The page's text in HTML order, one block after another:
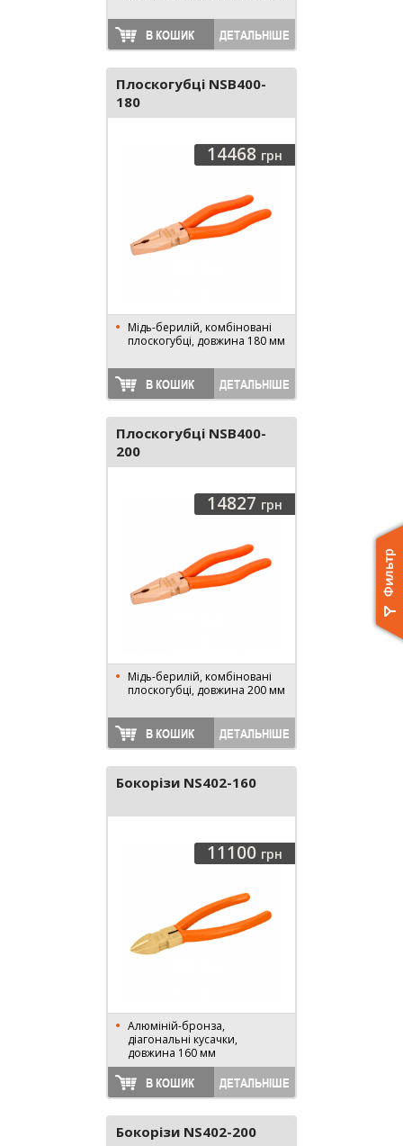
В КОШИК ДЕТАЛЬНІШЕ
Плоскогубці NSB400-
180
14468 грн
Мідь-берилій, комбіновані
плоскогубці, довжина 180 мм
В КОШИК ДЕТАЛЬНІШЕ
Плоскогубці NSB400-
200
14827 грн
Мідь-берилій, комбіновані
плоскогубці, довжина 200 мм
В КОШИК ДЕТАЛЬНІШЕ
Бокорізи NS402-160
11100 грн
Алюміній-бронза,
діагональні кусачки,
довжина 160 мм
В КОШИК ДЕТАЛЬНІШЕ
Бокорізи NS402-200